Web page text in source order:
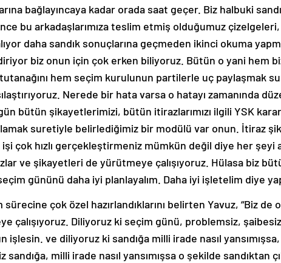
bağlayıncaya kadar orada saat geçer. Biz halbuki
bu arkadaşlarımıza teslim etmiş olduğumuz
daha sandık sonuçlarına geçmeden ikinci okuma
biz onun için çok erken biliyoruz. Bütün o yani hem
hem seçim kurulunun partilerle uç paylaşmak
Nerede bir hata varsa o hatayı zamanında
bütün şikayetlerimizi, bütün itirazlarımızı ilgili YSK
suretiyle belirlediğimiz bir modülü var onun. İtiraz
çok hızlı gerçekleştirmeniz mümkün değil diye her şeyi
ve şikayetleri de yürütmeye çalışıyoruz. Hülasa biz
gününü daha iyi planlayalım. Daha iyi işletelim diye
çok özel hazırlandıklarını belirten Yavuz, “Biz de
çalışıyoruz. Diliyoruz ki seçim günü, problemsiz,
işlesin. ve diliyoruz ki sandığa milli irade nasıl
milli irade nasıl yansımışsa o şekilde sandıktan